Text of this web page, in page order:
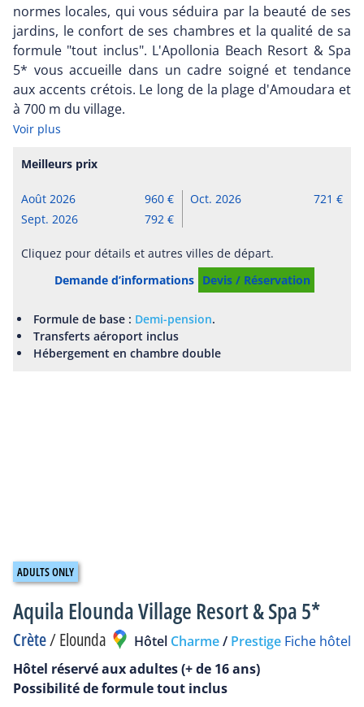
normes locales, qui vous séduira par la beauté de ses
jardins, le confort de ses chambres et la qualité de sa
formule "tout inclus". L'Apollonia Beach Resort & Spa
5* vous accueille dans un cadre soigné et tendance
aux accents crétois. Le long de la plage d'Amoudara et
à 700 m du village.
Voir plus
Demande d’informations Devis / Réservation
Meilleurs prix
Août 2026
960
Sept. 2026
792
Oct. 2026 721
Cliquez pour détails et autres villes de départ.
Formule de base : Demi-pension.
Transferts aéroport inclus
Hébergement en chambre double
Aquila Elounda Village Resort & Spa 5*
Crète/Elounda Hôtel Charme/ Prestige Fiche hôtel
Hôtel réservé aux adultes (+ de 16 ans)
Possibilité de formule tout inclus